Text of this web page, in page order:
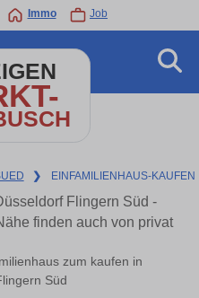
Immo Job
❯ EINFAMILIENHAUS-KAUFEN
Flingern Süd -
finden auch von privat
zum kaufen in
Süd